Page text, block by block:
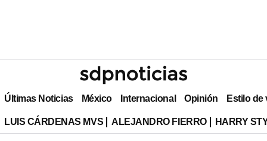
Últimas Noticias México Internacional Opinión Estilo de
LUIS CÁRDENAS MVS ALEJANDRO FIERRO HARRY